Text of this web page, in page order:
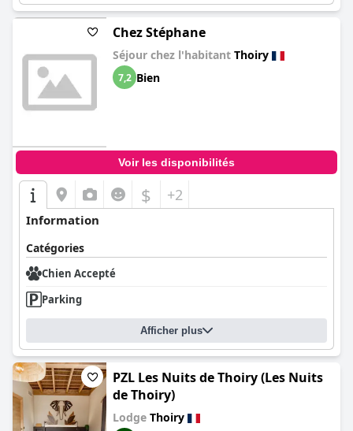
Chez Stéphane
Séjour chez l'habitant Thoiry
7,2 Bien
Voir les disponibilités
$ +2
Information
Catégories
Chien Accepté
Parking
Afficher plus
PZL Les Nuits de Thoiry (Les Nuits
de Thoiry)
Lodge Thoiry